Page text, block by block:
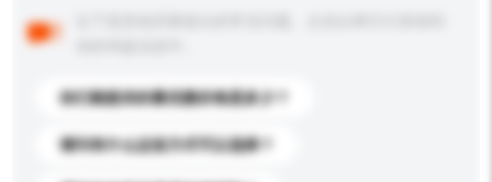
你们能提供的最优惠价格是多少？
请问有什么运送方式可以选择？